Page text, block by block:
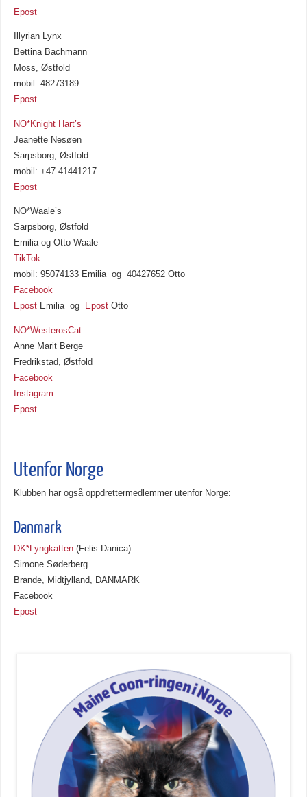
Epost
Illyrian Lynx
Bettina Bachmann
Moss, Østfold
mobil: 48273189
Epost
NO*Knight Hart’s
Jeanette Nesøen
Sarpsborg, Østfold
mobil: +47 41441217
Epost
NO*Waale’s
Sarpsborg, Østfold
Emilia og Otto Waale
TikTok
mobil: 95074133 Emilia og 40427652 Otto
Facebook
EpostEmilia og EpostOtto
NO*WesterosCat
Anne Marit Berge
Fredrikstad, Østfold
Facebook
Instagram
Epost
Utenfor Norge
Klubben har også oppdrettermedlemmer utenfor Norge:
Danmark
DK*Lyngkatten(Felis Danica)
Simone Søderberg
Brande, Midtjylland, DANMARK
Facebook
Epost